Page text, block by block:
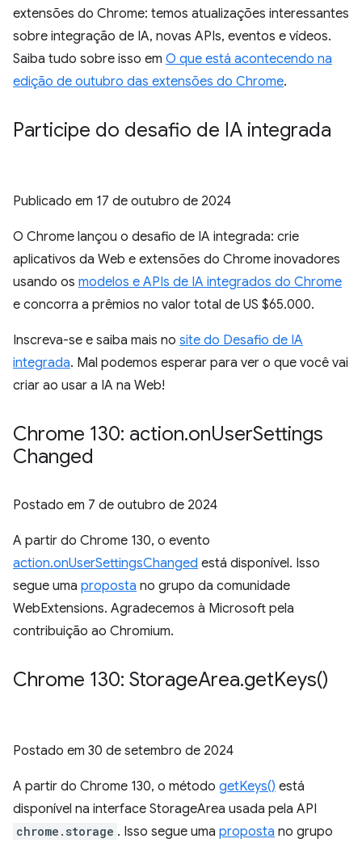
extensões do Chrome: temos atualizações interessantes
sobre integração de IA, novas APIs, eventos e vídeos.
Saiba tudo sobre isso em O que está acontecendo na
edição de outubro das extensões do Chrome.
Participe do desafio de IA integrada
Publicado em 17 de outubro de 2024
O Chrome lançou o desafio de IA integrada: crie
aplicativos da Web e extensões do Chrome inovadores
usando os modelos e APIs de IA integrados do Chrome
e concorra a prêmios no valor total de US $65.000.
Inscreva-se e saiba mais no site do Desafio de IA
integrada. Mal podemos esperar para ver o que você vai
criar ao usar a IA na Web!
Chrome 130: action.onUserSettings
Changed
Postado em 7 de outubro de 2024
A partir do Chrome 130, o evento
action.onUserSettingsChanged está disponível. Isso
segue uma proposta no grupo da comunidade
WebExtensions. Agradecemos à Microsoft pela
contribuição ao Chromium.
Chrome 130: StorageArea.getKeys()
Postado em 30 de setembro de 2024
A partir do Chrome 130, o método getKeys() está
disponível na interface StorageArea usada pela API
chrome.storage . Isso segue uma proposta no grupo